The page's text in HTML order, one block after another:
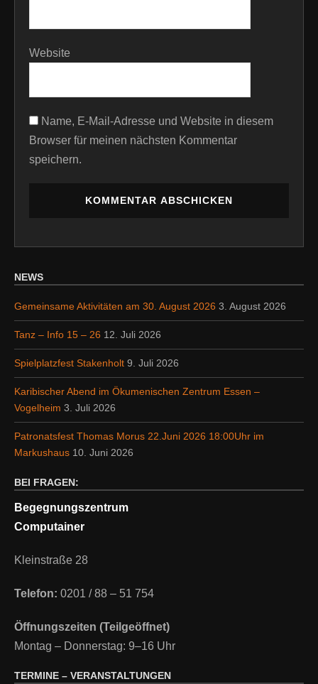
Website
Name, E-Mail-Adresse und Website in diesem
Browser für meinen nächsten Kommentar
speichern.
NEWS
Gemeinsame Aktivitäten am 30. August 2026 3. August 2026
Tanz – Info 15 – 26 12. Juli 2026
Spielplatzfest Stakenholt 9. Juli 2026
Karibischer Abend im Ökumenischen Zentrum Essen –
Vogelheim 3. Juli 2026
Patronatsfest Thomas Morus 22.Juni 2026 18:00Uhr im
Markushaus 10. Juni 2026
BEI FRAGEN:
Begegnungszentrum
Computainer
Kleinstraße 28
Telefon: 0201 / 88 – 51 754
Öffnungszeiten (Teilgeöffnet)
Montag – Donnerstag: 9–16 Uhr
TERMINE – VERANSTALTUNGEN